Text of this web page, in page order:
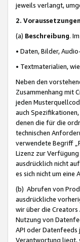
jeweils verlangt,
2.
(a) Beschreibung.
• Daten, Bilder,
• Textmaterialien,
Neben den
Zusammenhang mit
jeden
auch
denen die für die
technischen
verwendete Begriff
Lizenz zur
ausdrücklich nicht
es sich nicht um eine
(b) Abrufen von
ausdrückliche
wir über die
Nutzung von
API oder Datenfeeds
Verantwortung liegt,